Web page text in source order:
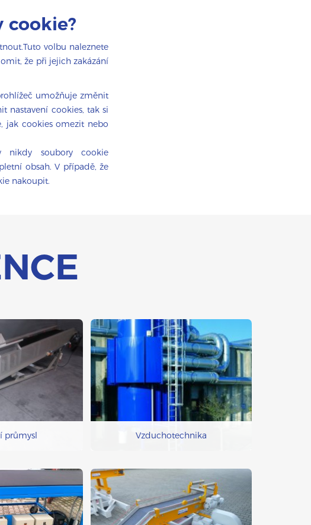
volbu naleznete
že při jejich zakázání
umožňuje změnit
nastavení cookies, tak si
jak cookies omezit nebo
nikdy soubory cookie
obsah. V případě, že
nakoupit.
průmysl Vzduchotechnika